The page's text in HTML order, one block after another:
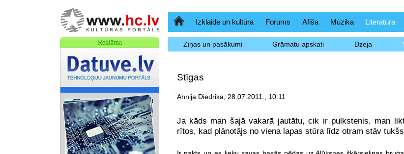
SākumlapaIzklaide un kultūra Forums Afiša Mūzika Literatūra
Ziņas un pasākumi Grāmatu apskati Dzeja
Stīgas
Annija Diedrika, 28.07.2011., 10:11
Ja kāds man šajā vakarā jautātu, cik ir pulkstenis, man
rītos, kad plānotājs no viena lapas stūra līdz otram stāv
Reklāma